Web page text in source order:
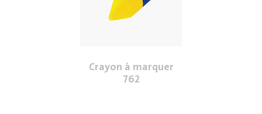
Crayon à marquer
762